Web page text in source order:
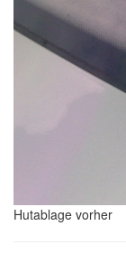
Hutablage vorher